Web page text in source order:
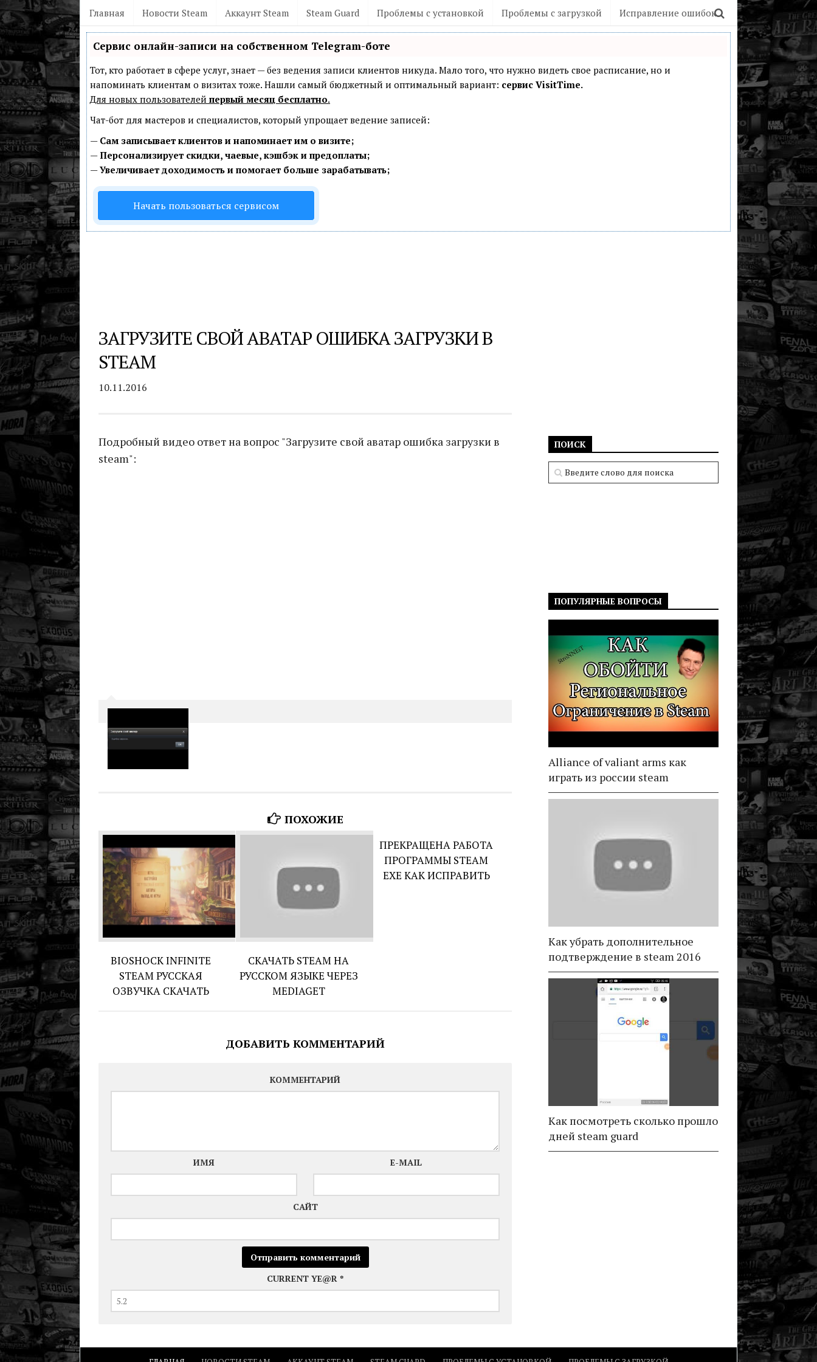
Главная Новости Steam Аккаунт Steam Steam Guard Проблемы с установкой Проблемы с загрузкой Исправление ошибок
Сервис онлайн-записи на собственном Telegram-боте
Тот, кто работает в сфере услуг, знает — без ведения записи клиентов никуда. Мало того, что нужно видеть свое расписание, но и
напоминать клиентам о визитах тоже. Нашли самый бюджетный и оптимальный вариант: сервис VisitTime.
Для новых пользователей первый месяц бесплатно.
Чат-бот для мастеров и специалистов, который упрощает ведение записей:
— Сам записывает клиентов и напоминает им о визите;
—Персонализирует скидки, чаевые, кэшбэк и предоплаты;
—Увеличивает доходимость и помогает больше зарабатывать;
Начать пользоваться сервисом
ЗАГРУЗИТЕ СВОЙ АВАТАР ОШИБКА ЗАГРУЗКИ В
STEAM
10.11.2016
Подробный видео ответ на вопрос "Загрузите свой аватар ошибка загрузки в
steam":
ПОХОЖИЕ
BIOSHOCK INFINITE
STEAM РУССКАЯ
ОЗВУЧКА СКАЧАТЬ
СКАЧАТЬ STEAM НА
РУССКОМ ЯЗЫКЕ ЧЕРЕЗ
MEDIAGET
ПРЕКРАЩЕНА РАБОТА
ПРОГРАММЫ STEAM
EXE КАК ИСПРАВИТЬ
ДОБАВИТЬ КОММЕНТАРИЙ
КОММЕНТАРИЙ
ИМЯ E-MAIL
САЙТ
CURRENT YE@R *
ПОИСК
ПОПУЛЯРНЫЕ ВОПРОСЫ
Alliance of valiant arms как
играть из россии steam
Как убрать дополнительное
подтверждение в steam 2016
Как посмотреть сколько прошло
дней steam guard